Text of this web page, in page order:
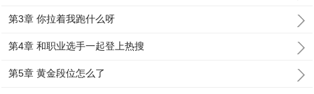
第3章 你拉着我跑什么呀
第4章 和职业选手一起登上热搜
第5章 黄金段位怎么了